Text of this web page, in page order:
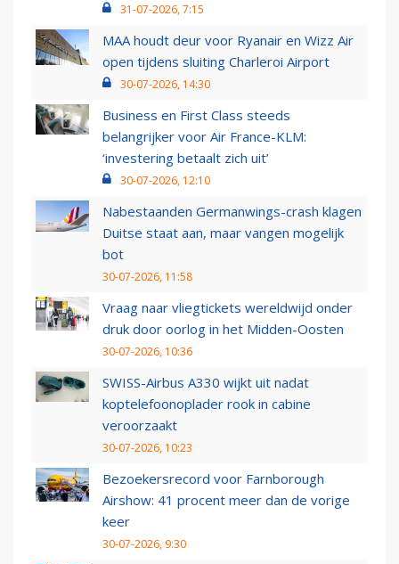
31-07-2026, 7:15
MAA houdt deur voor Ryanair en Wizz Air
open tijdens sluiting Charleroi Airport
30-07-2026, 14:30
Business en First Class steeds
belangrijker voor Air France-KLM:
‘investering betaalt zich uit’
30-07-2026, 12:10
Nabestaanden Germanwings-crash klagen
Duitse staat aan, maar vangen mogelijk
bot
30-07-2026, 11:58
Vraag naar vliegtickets wereldwijd onder
druk door oorlog in het Midden-Oosten
30-07-2026, 10:36
SWISS-Airbus A330 wijkt uit nadat
koptelefoonoplader rook in cabine
veroorzaakt
30-07-2026, 10:23
Bezoekersrecord voor Farnborough
Airshow: 41 procent meer dan de vorige
keer
30-07-2026, 9:30